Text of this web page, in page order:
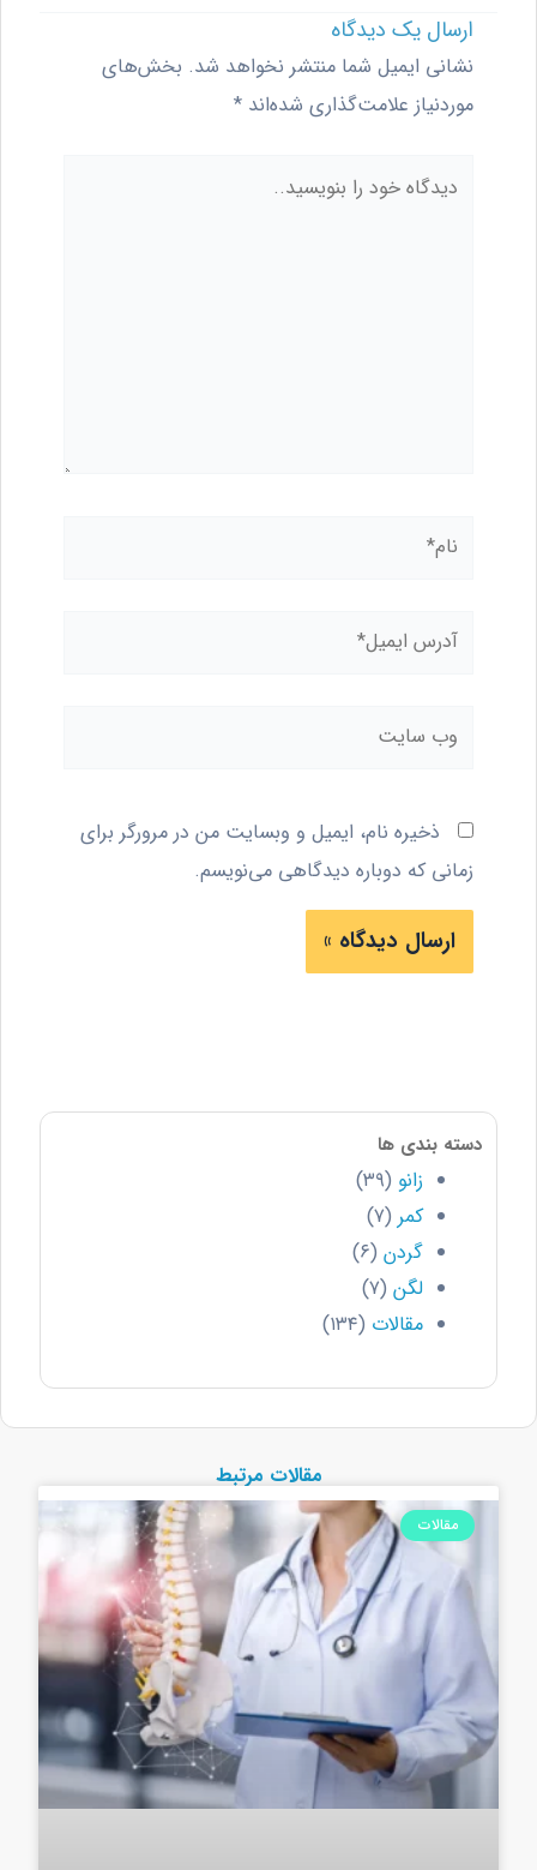
ارسال یک دیدگاه
نشانی ایمیل شما منتشر نخواهد شد. بخش‌های
موردنیاز علامت‌گذاری شده‌اند *
دیدگاه
خود
نام*
آدرس
ذخیره نام، ایمیل و وبسایت من در مرورگر برای
زمانی که دوباره دیدگاهی می‌نویسم.
دسته بندی ها
زانو (۳۹)
کمر(۷)
گردن (۶)
لگن (۷)
مقالات (۱۳۴)
مقالات مرتبط
مقالات